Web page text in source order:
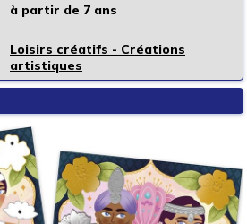
à partir de 7 ans
Loisirs créatifs - Créations
artistiques